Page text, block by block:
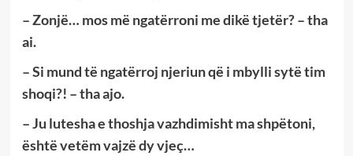
– Zonjë… mos më ngatërroni me dikë tjetër? – tha
ai.
– Si mund të ngatërroj njeriun që i mbylli sytë tim
shoqi?! – tha ajo.
– Ju lutesha e thoshja vazhdimisht ma shpëtoni,
është vetëm vajzë dy vjeç…